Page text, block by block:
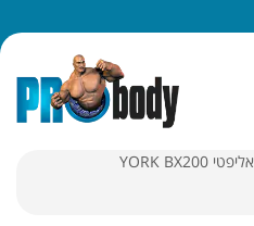
אליפטי YORK BX200